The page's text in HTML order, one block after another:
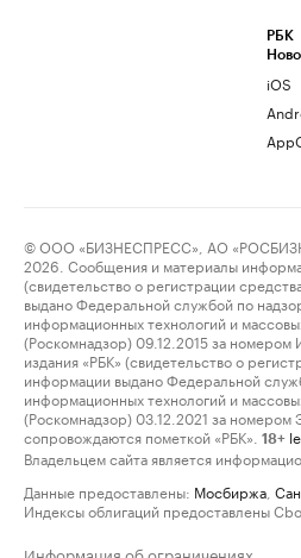
РБК
iOS
© ООО «БИЗНЕСПРЕСС», АО
2026. Сообщения и материалы
(свидетельство о регистрации
выдано Федеральной службой по
информационных технологий и
(Роскомнадзор) 09.12.2015 за
издания «РБК» (свидетельство о
информации выдано Федеральной
информационных технологий и
(Роскомнадзор) 03.12.2021 за
сопровождаются пометкой «РБК».
18+
Владельцем сайта является
Данные предоставлены: Мосбиржа
Индексы облигаций предоставлены